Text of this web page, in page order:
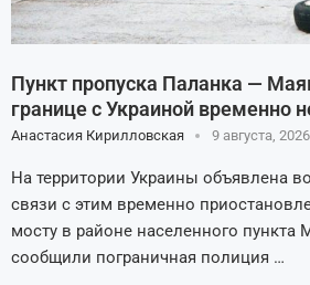
Пункт пропуска Паланка —
границе с Украиной временно
Анастасия Кирилловская 9 августа, 2026
На территории Украины объявлена
связи с этим временно
мосту в районе населенного пункта
сообщили пограничная полиция …